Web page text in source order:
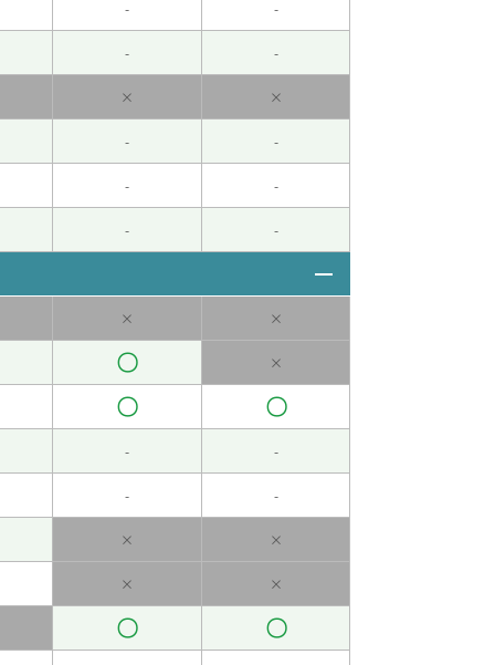
我儿子们玩游戏。他跟我说话的方式和那时
て頂いてありがとうございます。
ます。( 60代 男性 )
- -
- -
× ×
- -
- -
- -
× ×
〇 ×
〇 〇
- -
- -
× ×
× ×
〇 〇